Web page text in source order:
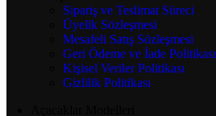
Sipariş ve Teslimat Süreci
Üyelik Sözleşmesi
Mesafeli Satış Sözleşmesi
Geri Ödeme ve İade Politikası
Kişisel Veriler Politikası
Gizlilik Politikası